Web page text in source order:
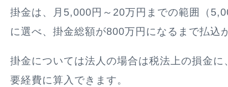
掛金は、月5,000円～20万円までの範囲（
に選べ、掛金総額が800万円になるまで払込
掛金については法人の場合は税法上の損金に
要経費に算入できます。